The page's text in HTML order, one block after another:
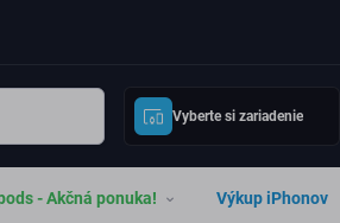
Vyberte si zariadenie
- Akčná ponuka! Výkup iPhonov